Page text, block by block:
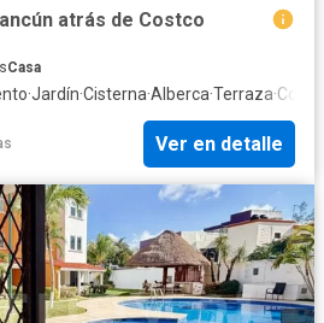
atrás de Costco
Casa
·Jardín·Cisterna·Alberca·Terraza·
Ver en detalle